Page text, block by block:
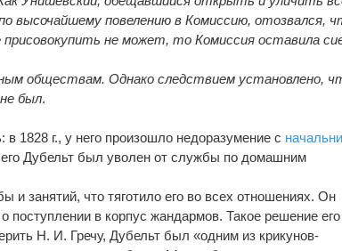
высочайшему повелению в Комиссию, отозвался,
присовокупить не может, то Комиссия оставила
обществам. Однако следствием установлено,
был.
1828 г., у него произошло недоразумение с
Дубельт был уволен от службы по домашним
и занятий, что тяготило его во всех отношениях. Он
поступлении в корпус жандармов. Такое решение его
Н. И. Гречу, Дубельт был «одним из крикунов-